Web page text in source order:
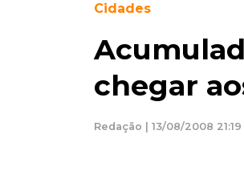
Cidades
chegar
Redação | 13/08/2008 21:19